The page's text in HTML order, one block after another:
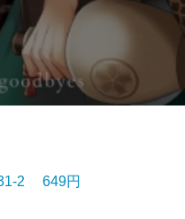
2 649円